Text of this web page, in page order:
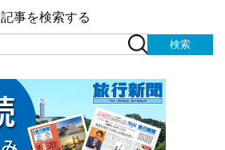
記事を検索する